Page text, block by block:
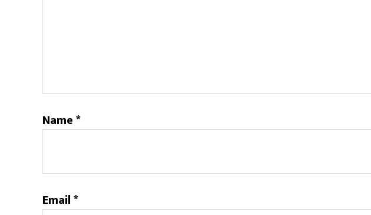
Name*
Email*